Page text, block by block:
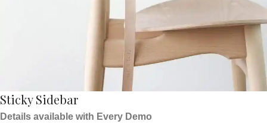
Sticky Sidebar
Details available with Every Demo